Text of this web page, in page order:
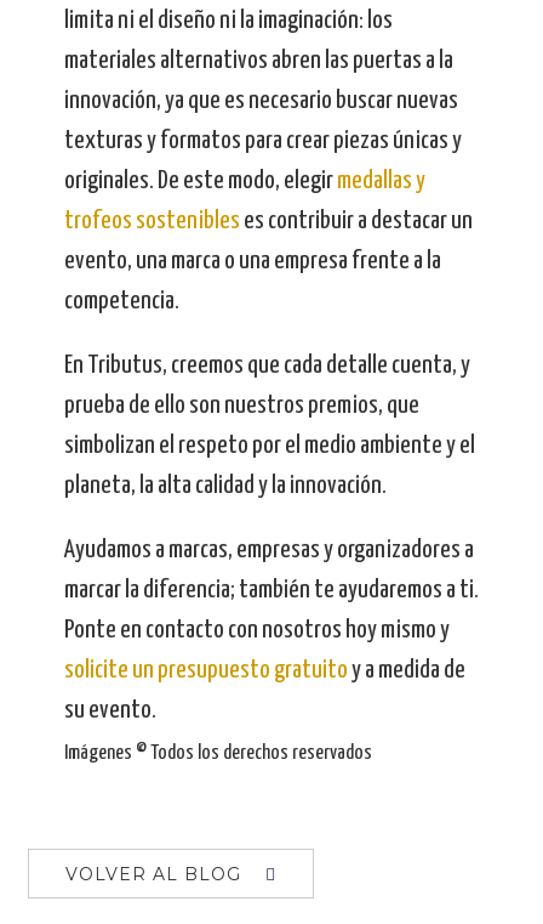
limita ni el diseño ni la imaginación: los
materiales alternativos abren las puertas a la
innovación, ya que es necesario buscar nuevas
texturas y formatos para crear piezas únicas y
originales. De este modo, elegir medallas y
trofeos sostenibles es contribuir a destacar un
evento, una marca o una empresa frente a la
competencia.
En Tributus, creemos que cada detalle cuenta, y
prueba de ello son nuestros premios, que
simbolizan el respeto por el medio ambiente y el
planeta, la alta calidad y la innovación.
Ayudamos a marcas, empresas y organizadores a
marcar la diferencia; también te ayudaremos a ti.
Ponte en contacto con nosotros hoy mismo y
solicite un presupuesto gratuito y a medida de
su evento.
Imágenes © Todos los derechos reservados
VOLVER AL BLOG